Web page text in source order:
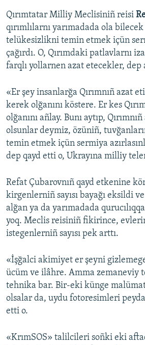
RFE/RS bütün saytları
Qırımtatar Milliy Meclisiniñ reisi
qırımlılarnı yarımadada ola
telükesizlikni temin etmek içün
çağırdı. O, Qırımdaki patlavlarnı
farqlı yollarnen azat etecekler, dep
«Er şey insanlarğa Qırımnıñ azat
kerek olğanını köstere. Er kes
olğanını añlay. Bunı aytıp,
olsunlar deymiz, özüniñ,
temin etmek içün sermiya
dep qayd etti o, Ukrayına milliy
Refat Çubarovnıñ qayd etkenine
kirgenlerniñ sayısı bayağı eksildi
alğan ya da yarımadada
yoq. Meclis reisiniñ fikirince,
istegenlerniñ sayısı pek arttı.
«İşğalci akimiyet er şeyni gizlemege
ücüm ve ilâhre. Amma zemaneviy
tehnika bar. Bir-eki künge
olsalar da, uydu fotoresimleri
etti o.
«KrımSOS» talilcileri soñki eki